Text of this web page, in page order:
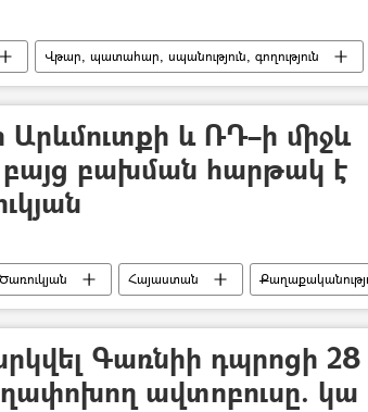
Վթար, պատահար, սպանություն, գողություն
Տուժածներ Տեսանյութեր տեսանյութ
Արևմուտքի և ՌԴ–ի միջև
բայց բախման հարթակ է
Հայաստան
Ադրբեջան հայ-ադրբեջանական
Գառնիի դպրոցի 28
ավտոբուսը. կա